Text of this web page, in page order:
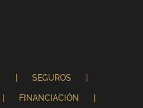
SEGUROS
FINANCIACIÓN